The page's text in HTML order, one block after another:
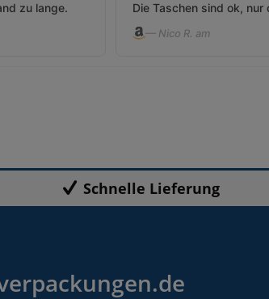
zu lange. Die Taschen sind ok, nur
— Nico R. am
Schnelle Lieferung